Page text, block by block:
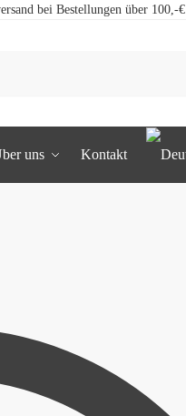
bei Bestellungen über 100,-€
uns Kontakt